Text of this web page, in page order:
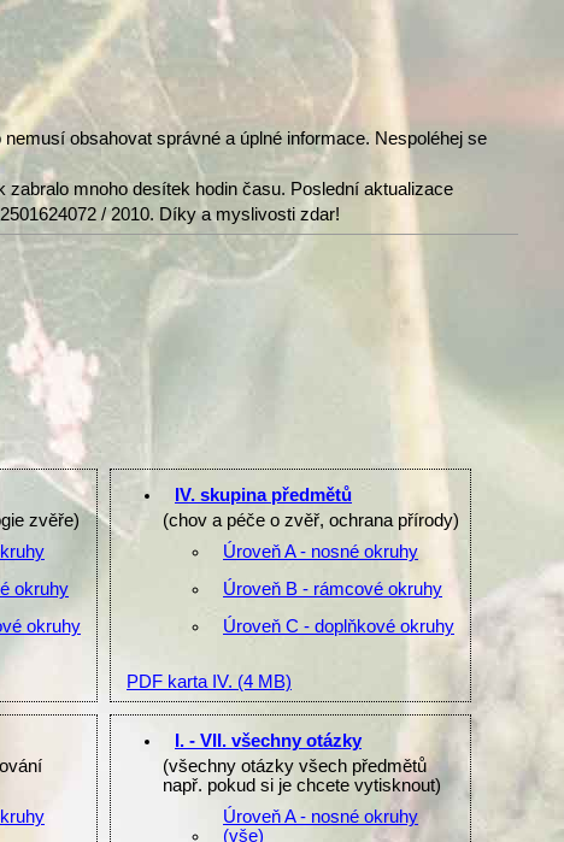
obsahovat správné a úplné informace. Nespoléhej se
mnoho desítek hodin času. Poslední aktualizace
/ 2010. Díky a myslivosti zdar!
zvěře)
okruhy
okruhy
IV. skupina předmětů
(chov a péče o zvěř, ochrana přírody)
Úroveň A - nosné okruhy
Úroveň B - rámcové okruhy
Úroveň C - doplňkové okruhy
PDF karta IV. (4 MB)
I. - VII. všechny otázky
(všechny otázky všech předmětů
např. pokud si je chcete vytisknout)
Úroveň A - nosné okruhy
(vše)